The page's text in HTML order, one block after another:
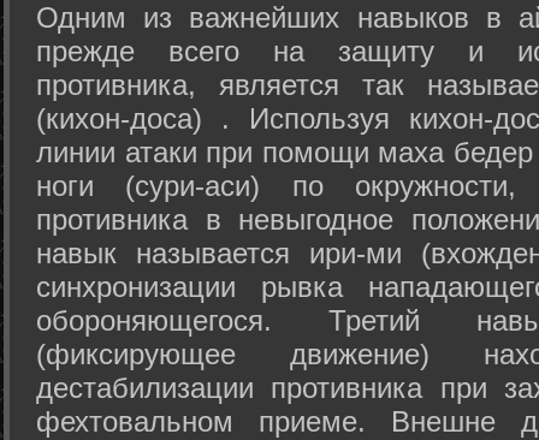
Одним из важнейших навыков в
прежде всего на защиту и
противника, является так
(кихон-доса) . Используя кихон-
линии атаки при помощи маха
ноги (сури-аси) по
противника в невыгодное
навык называется ири-ми
синхронизации рывка
обороняющегося. Третий
(фиксирующее движение)
дестабилизации противника при
фехтовальном приеме. Внешне